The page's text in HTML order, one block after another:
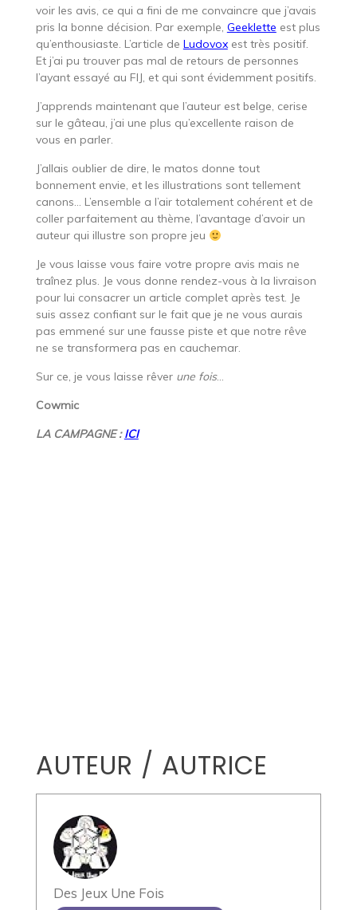
voir les avis, ce qui a fini de me convaincre que j’avais
pris la bonne décision. Par exemple, Geeklette est plus
qu’enthousiaste. L’article de Ludovoxest très positif.
Et j’ai pu trouver pas mal de retours de personnes
l’ayant essayé au FIJ, et qui sont évidemment positifs.
J’apprends maintenant que l’auteur est belge, cerise
sur le gâteau, j’ai une plus qu’excellente raison de
vous en parler.
J’allais oublier de dire, le matos donne tout
bonnement envie, et les illustrations sont tellement
canons… L’ensemble a l’air totalement cohérent et de
coller parfaitement au thème, l’avantage d’avoir un
auteur qui illustre son propre jeu
Je vous laisse vous faire votre propre avis mais ne
traînez plus. Je vous donne rendez-vous à la livraison
pour lui consacrer un article complet après test. Je
suis assez confiant sur le fait que je ne vous aurais
pas emmené sur une fausse piste et que notre rêve
ne se transformera pas en cauchemar.
Sur ce, je vous laisse rêver une fois…
Cowmic
LA CAMPAGNE :ICI
AUTEUR / AUTRICE
Des Jeux Une Fois